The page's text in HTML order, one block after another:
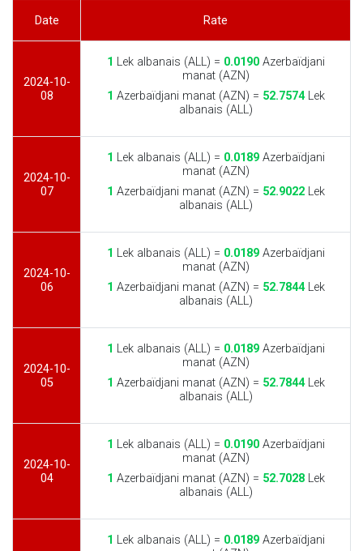
Date Rate
2024-10-
08
1 Lek albanais (ALL) = 0.0190Azerbaïdjani
manat (AZN)
1 Azerbaïdjani manat (AZN) = 52.7574Lek
albanais (ALL)
2024-10-
07
1 Lek albanais (ALL) = 0.0189Azerbaïdjani
manat (AZN)
1 Azerbaïdjani manat (AZN) = 52.9022Lek
albanais (ALL)
2024-10-
06
1 Lek albanais (ALL) = 0.0189Azerbaïdjani
manat (AZN)
1 Azerbaïdjani manat (AZN) = 52.7844Lek
albanais (ALL)
2024-10-
05
1 Lek albanais (ALL) = 0.0189Azerbaïdjani
manat (AZN)
1 Azerbaïdjani manat (AZN) = 52.7844Lek
albanais (ALL)
2024-10-
04
1 Lek albanais (ALL) = 0.0190Azerbaïdjani
manat (AZN)
1 Azerbaïdjani manat (AZN) = 52.7028Lek
albanais (ALL)
1 Lek albanais (ALL) = 0.0189Azerbaïdjani